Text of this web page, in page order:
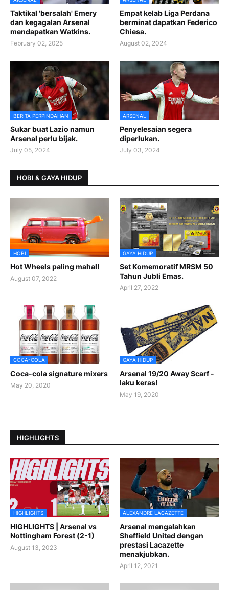
Taktikal 'bersalah' Emery
dan kegagalan Arsenal
mendapatkan Watkins.
February 02, 2025
Empat kelab Liga Perdana
berminat dapatkan Federico
Chiesa.
August 02, 2024
BERITA PERPINDAHAN
Sukar buat Lazio namun
Arsenal perlu bijak.
July 05, 2024
ARSENAL
Penyelesaian segera
diperlukan.
July 03, 2024
HOBI & GAYA HIDUP
HOBI
Hot Wheels paling mahal!
August 07, 2022
GAYA HIDUP
Set Komemoratif MRSM 50
Tahun Jubli Emas.
April 27, 2022
COCA-COLA
Coca-cola signature mixers
May 20, 2020
GAYA HIDUP
Arsenal 19/20 Away Scarf -
laku keras!
May 19, 2020
HIGHLIGHTS
HIGHLIGHTS
HIGHLIGHTS | Arsenal vs
Nottingham Forest (2-1)
August 13, 2023
ALEXANDRE LACAZETTE
Arsenal mengalahkan
Sheffield United dengan
prestasi Lacazette
menakjubkan.
April 12, 2021